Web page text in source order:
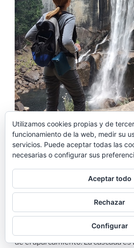
En la cima de Vernal Falls
La ruta es toda en subida y sobre
muy pronunciada. En total son
de el aparcamiento. La cascada es
Utilizamos cookies propias y de
funcionamiento de la web, medir su
servicios. Puede aceptar todas las
necesarias o configurar sus
Aceptar todo
Rechazar
Configurar